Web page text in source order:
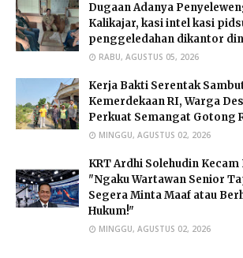
Dugaan Adanya
Kalikajar, kasi intel kasi
penggeledahan dikantor
RABU, AGUSTUS 05, 2026
Kerja Bakti Serentak
Kemerdekaan RI, Warga
Perkuat Semangat Gotong
MINGGU, AGUSTUS 02, 2026
​KRT Ardhi Solehudin Kecam
"Ngaku Wartawan Senior
Segera Minta Maaf atau
Hukum!"
MINGGU, AGUSTUS 02, 2026